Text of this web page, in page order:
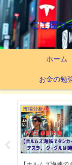
ここ屋マ
ホーム
お金の勉
市場分析